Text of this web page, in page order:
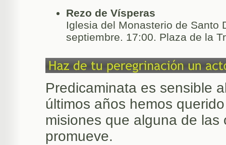
Rezo de Vísperas
Iglesia del Monasterio de Santo
septiembre. 17:00. Plaza de la
Predicaminata es sensible
últimos años hemos
misiones que alguna de
promueve.